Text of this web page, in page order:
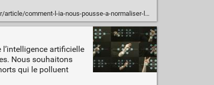
l-ia-nous-pousse-a-normaliser-le-salut-d-elon-musk
artificielle
Nous souhaitons
qui le polluent